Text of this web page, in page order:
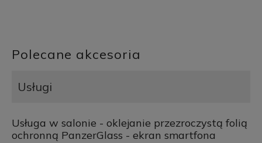
Polecane akcesoria
Usługi
Usługa w salonie - oklejanie przezroczystą folią
ochronną PanzerGlass - ekran smartfona